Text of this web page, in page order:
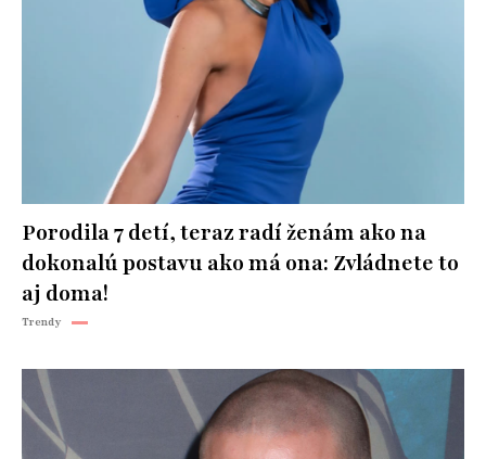
Porodila 7 detí, teraz radí ženám ako na
dokonalú postavu ako má ona: Zvládnete to
aj doma!
Trendy